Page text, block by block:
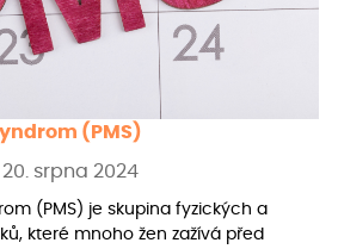
(PMS)
20. srpna 2024
(PMS) je skupina fyzických a
které mnoho žen zažívá před